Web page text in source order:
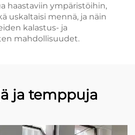
haastaviin ympäristöihin,
uskaltaisi mennä, ja näin
kalastus- ja
mahdollisuudet.
ja temppuja